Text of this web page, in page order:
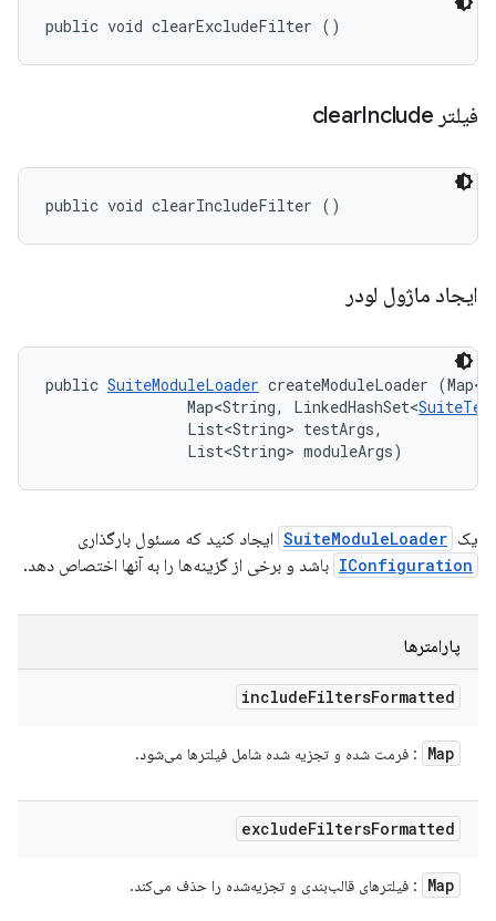
public void clearExcludeFilter ()
فیلتر clear Include
public void clearIncludeFilter ()
ایجاد ماژول لودر
public SuiteModuleLoader createModuleLoader
                Map<String, LinkedHashSet<
                List<String> testArgs,
                List<String> moduleArgs)
یک SuiteModuleLoader ایجاد کنید که مسئول بارگذاری
IConfiguration باشد و برخی از گزینه‌ها را به آنها اختصاص دهد.
پارامترها
includeFiltersFormatted
Map : فرمت شده و تجزیه شده شامل فیلترها می‌شود.
excludeFiltersFormatted
Map : فیلترهای قالب‌بندی و تجزیه‌شده را حذف می‌کند.